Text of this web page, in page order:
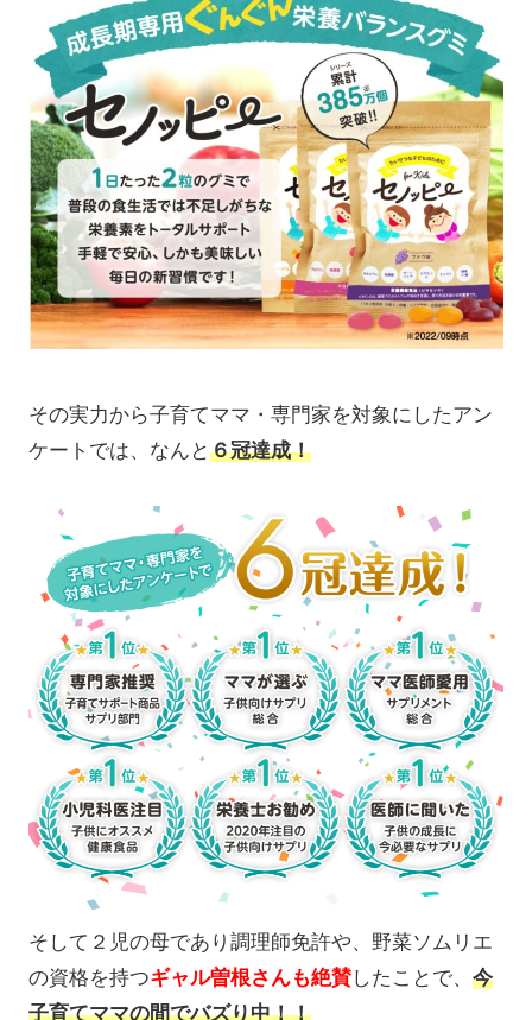
その実力から子育てママ・専門家を対象にしたアン
ケートでは、なんと６冠達成！
そして２児の母であり調理師免許や、野菜ソムリエ
の資格を持つギャル曽根さんも絶賛したことで、 今
子育てママの間でバズり中！！